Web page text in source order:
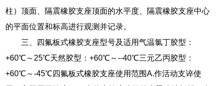
柱）顶面、隔震橡胶支座顶面的水平度、隔震橡胶支座中心
的平面位置和标高进行观测并记录。
三、四氟板式橡胶支座型号及适用气温氯丁胶型：
+60℃～25℃天然胶型：+60℃～--40℃三元乙丙胶型：
+60℃～-45℃四氟板式橡胶支座使用范围A.作活动支谇使